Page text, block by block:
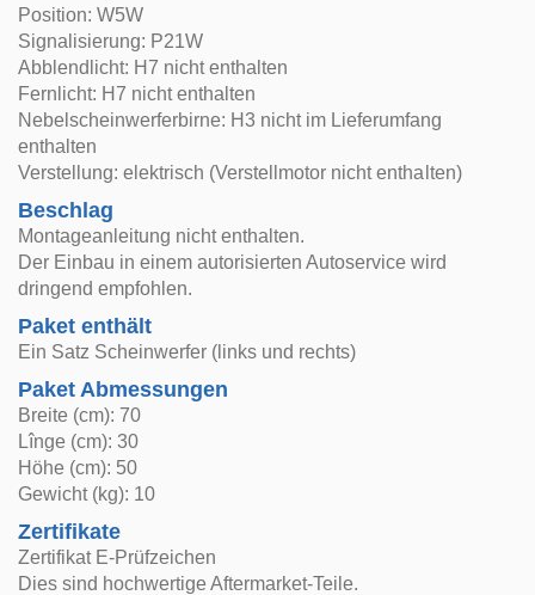
Position: W5W
Signalisierung: P21W
Abblendlicht: H7 nicht enthalten
Fernlicht: H7 nicht enthalten
Nebelscheinwerferbirne: H3 nicht im Lieferumfang
enthalten
Verstellung: elektrisch (Verstellmotor nicht enthalten)
Beschlag
Montageanleitung nicht enthalten.
Der Einbau in einem autorisierten Autoservice wird
dringend empfohlen.
Paket enthält
Ein Satz Scheinwerfer (links und rechts)
Paket Abmessungen
Breite (cm): 70
Lînge (cm): 30
Höhe (cm): 50
Gewicht (kg): 10
Zertifikate
Zertifikat E-Prüfzeichen
Dies sind hochwertige Aftermarket-Teile.